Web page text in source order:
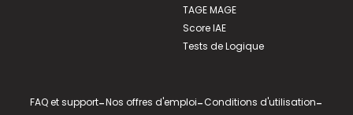
TAGE MAGE
Score IAE
Tests de Logique
FAQ et support-Nos offres d'emploi-Conditions d'utilisation-